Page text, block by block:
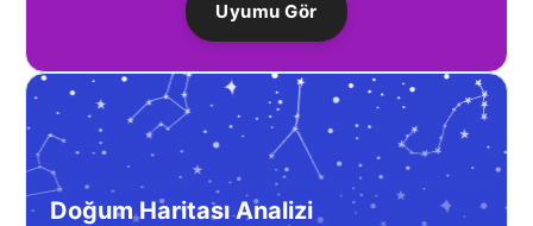
Uyumu Gör
Doğum Haritası Analizi